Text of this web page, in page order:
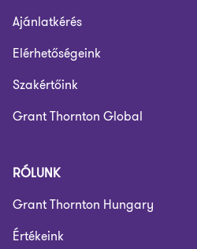
Ajánlatkérés
Elérhetőségeink
Szakértőink
Grant Thornton Global
RÓLUNK
Grant Thornton Hungary
Értékeink